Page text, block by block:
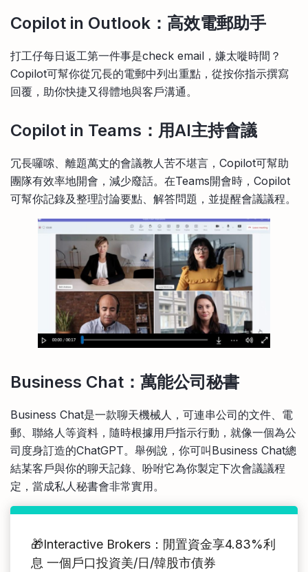
Copilot in Outlook：高效電郵助手
打工仔每日返工第一件事是check email，嫌太嘥時間？
Copilot可幫你從冗長的電郵中列出重點，從按你指示撰寫
回覆，助你快捷又得體地與客戶溝通。
Copilot in Teams：用AI主持會議
冗長囉嗦、離題萬丈的會議教人苦不堪言，Copilot可幫助
團隊有效率地開會，減少廢話。在Teams開會時，Copilot
可幫你記錄及整理討論要點、解答問題，並提醒會議議程。
Business Chat：萬能公司秘書
Business Chat是一款聊天機械人，可連串公司的文件、電
郵、聯絡人等資料，隨時根據用戶指示行動，就像一個為公
司度身訂造的ChatGPT。舉例說，你可叫Business Chat總
結某客戶與你的聊天記錄、吩咐它為你製定下次會議議程
定，當成私人秘書會非常實用。
🎁Interactive Brokers：閒置資金享4.83%利
息 一個戶口投資美/日/韓股市債券